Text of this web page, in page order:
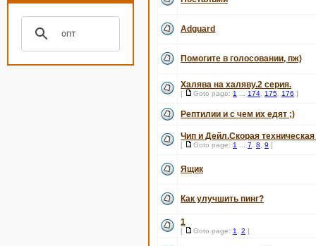
Adguard
Помогите в голосовании, пж)
Халява на халяву.2 серия.
[ Goto page: 1 174 175 176 ]
Рептилии и с чем их едят ;)
Чип и Дейл.Скорая
[ Goto page: 1 7 8 9 ]
Ящик
Как улучшить пинг?
1
[ Goto page: 1 2 ]